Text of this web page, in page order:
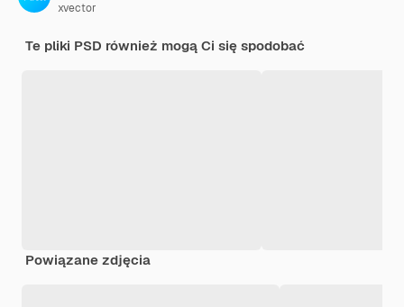
xvector
Te pliki PSD również mogą Ci się spodobać
Powiązane zdjęcia